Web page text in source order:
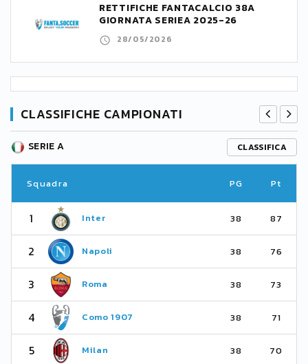
RETTIFICHE FANTACALCIO 38A
GIORNATA SERIEA 2025-26
28/05/2026
CLASSIFICHE CAMPIONATI
SERIE A CLASSIFICA
Squadra PG Pt
1 Inter 38 87
2 Napoli 38 76
3 Roma 38 73
4 Como 1907 38 71
5 Milan 38 70